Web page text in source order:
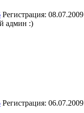
Регистрация: 08.07.2009
админ :)
Регистрация: 06.07.2009